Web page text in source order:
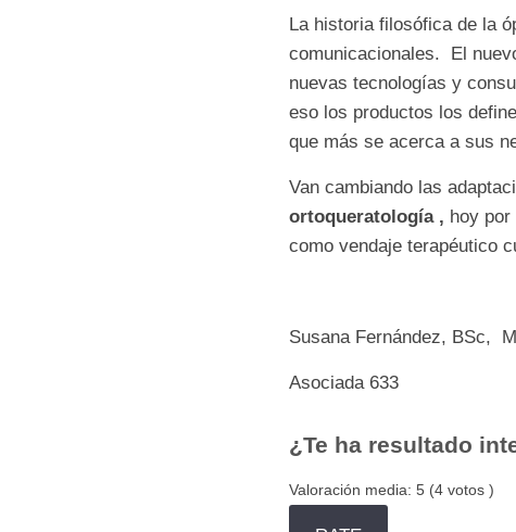
La historia filosófica de la
comunicacionales. El
nuevas tecnologías y
eso los productos los
que más se acerca a sus
Van cambiando las
ortoqueratología , hoy
como vendaje terapéutico
Susana Fernández, BSc,
Asociada 633
¿Te ha resultado
Valoración media: 5 (4 votos )